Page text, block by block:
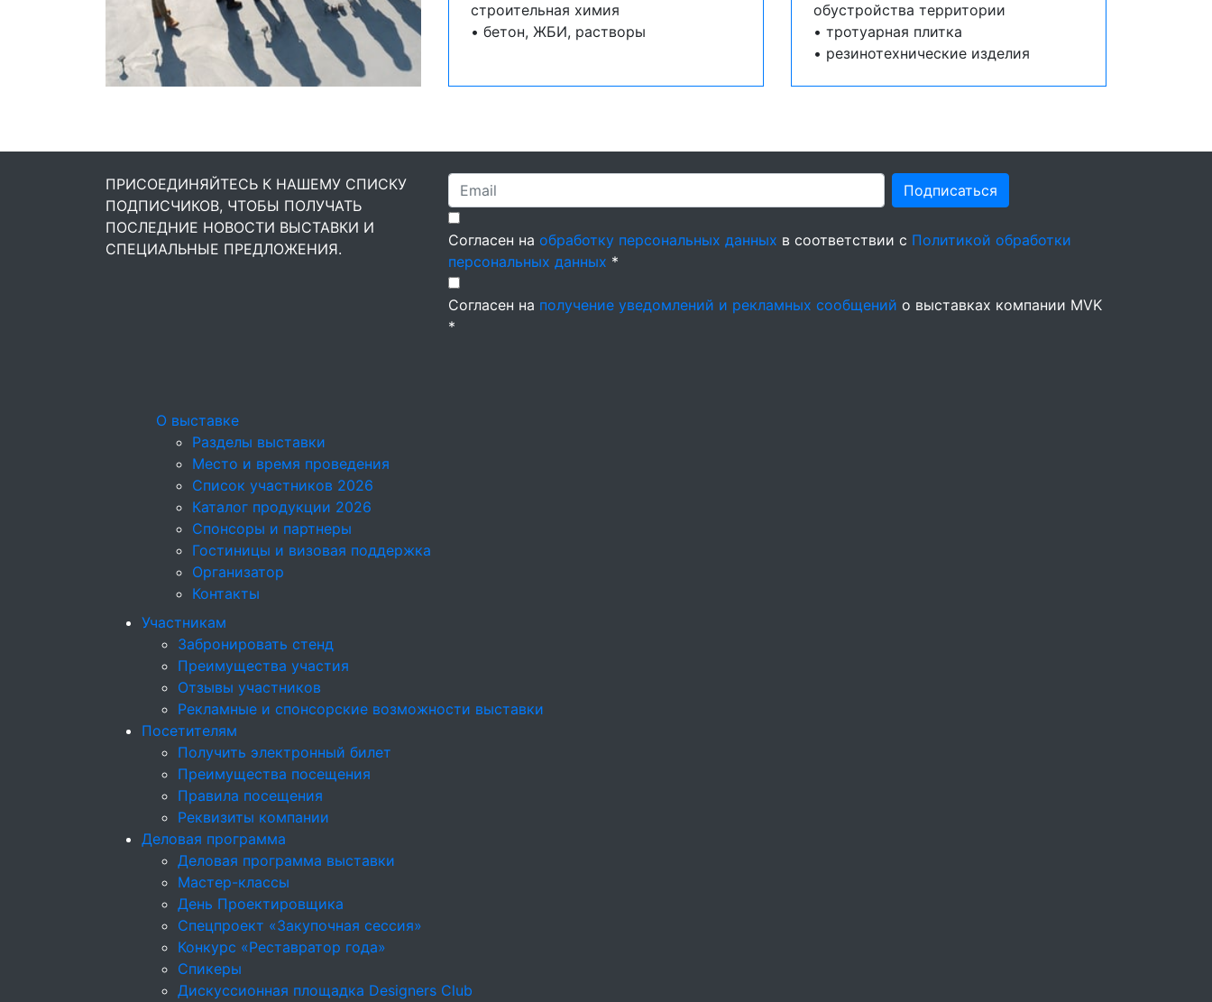
строительная химия
• бетон, ЖБИ, растворы
обустройства территории
• тротуарная плитка
• резинотехнические изделия
ПРИСОЕДИНЯЙТЕСЬ К НАШЕМУ СПИСКУ
ПОДПИСЧИКОВ, ЧТОБЫ ПОЛУЧАТЬ
ПОСЛЕДНИЕ НОВОСТИ ВЫСТАВКИ И
СПЕЦИАЛЬНЫЕ ПРЕДЛОЖЕНИЯ.
Подписаться
Согласен на обработку персональных данных в соответствии с Политикой обработки
персональных данных *
Согласен на получение уведомлений и рекламных сообщений о выставках компании MVK
*
О выставке
Разделы выставки
Место и время проведения
Список участников 2026
Каталог продукции 2026
Спонсоры и партнеры
Гостиницы и визовая поддержка
Организатор
Контакты
Участникам
Забронировать стенд
Преимущества участия
Отзывы участников
Рекламные и спонсорские возможности выставки
Посетителям
Получить электронный билет
Преимущества посещения
Правила посещения
Реквизиты компании
Деловая программа
Деловая программа выставки
Мастер-классы
День Проектировщика
Спецпроект «Закупочная сессия»
Конкурс «Реставратор года»
Спикеры
Дискуссионная площадка Designers Club